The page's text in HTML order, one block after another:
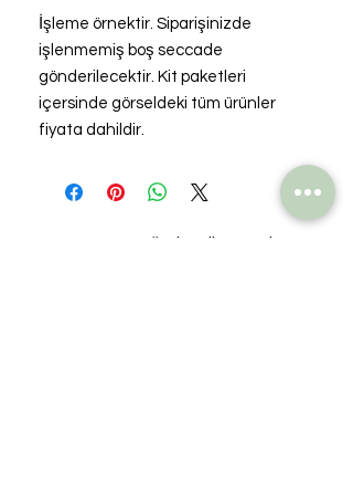
İşleme örnektir. Siparişinizde
işlenmemiş boş seccade
gönderilecektir. Kit paketleri
içersinde görseldeki tüm ürünler
fiyata dahildir.
Henüz Değerlendirme Yok